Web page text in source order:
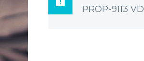
PROP-9113 VD